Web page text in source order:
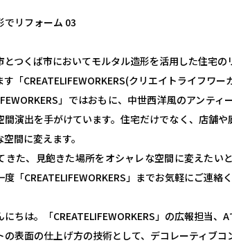
でリフォーム 03
とつくば市においてモルタル造形を活用した住宅
「CREATELIFEWORKERS(クリエイトライフワー
」ではおもに、中世西洋風のアンテ
間演出を手がけています。住宅だけでなく、店舗
間に変えます。
きた、見飽きた場所をオシャレな空間に変えたい
「CREATELIFEWORKERS」までお気軽にご連絡く
ちは。「CREATELIFEWORKERS」の広報担当、A
の表面の仕上げ方の技術として、デコレーティブ